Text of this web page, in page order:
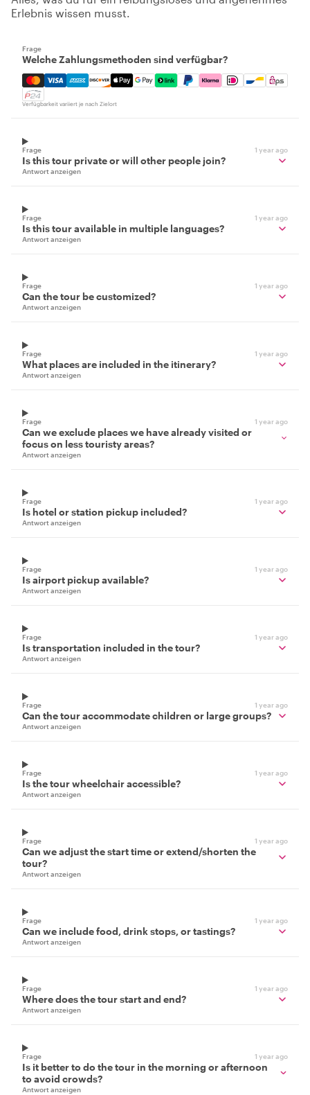
Erlebnis wissen musst.
Frage
Welche Zahlungsmethoden sind verfügbar?
Mastercard, Visa, Amex, Discover, Apple Pay, Google
Verfügbarkeit variiert je nach Zielort
Frage 1 year ago
Is this tour private or will other people join?
Antwort anzeigen
Frage 1 year ago
Is this tour available in multiple languages?
Antwort anzeigen
Frage 1 year ago
Can the tour be customized?
Antwort anzeigen
Frage 1 year ago
What places are included in the itinerary?
Antwort anzeigen
Frage 1 year ago
Can we exclude places we have already visited or
focus on less touristy areas?
Antwort anzeigen
Frage 1 year ago
Is hotel or station pickup included?
Antwort anzeigen
Frage 1 year ago
Is airport pickup available?
Antwort anzeigen
Frage 1 year ago
Is transportation included in the tour?
Antwort anzeigen
Frage 1 year ago
Can the tour accommodate children or large groups?
Antwort anzeigen
Frage 1 year ago
Is the tour wheelchair accessible?
Antwort anzeigen
Frage 1 year ago
Can we adjust the start time or extend/shorten the
tour?
Antwort anzeigen
Frage 1 year ago
Can we include food, drink stops, or tastings?
Antwort anzeigen
Frage 1 year ago
Where does the tour start and end?
Antwort anzeigen
Frage 1 year ago
Is it better to do the tour in the morning or afternoon
to avoid crowds?
Antwort anzeigen